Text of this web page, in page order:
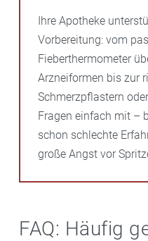
Ihre Apotheke
Vorbereitung: vom
Fieberthermometer
Arzneiformen bis zur
Schmerzpflastern
Fragen einfach mit –
schon schlechte
große Angst vor
FAQ: Häufig